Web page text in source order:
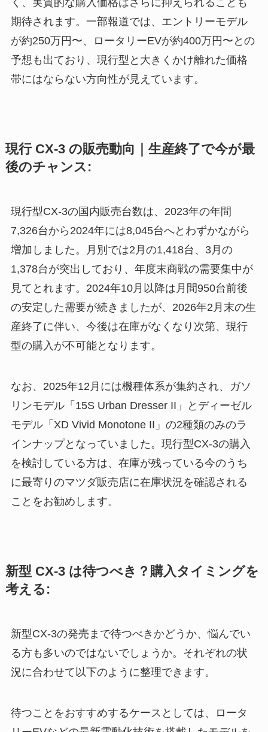
く、実質的な購入価格はさらに抑えられることも
期待されます。一部報道では、エントリーモデル
が約250万円〜、ロータリーEVが約400万円〜との
予想も出ており、現行型と大きくかけ離れた価格
帯にはならない方向性が見えています。
現行 CX-3 の販売動向｜生産終了で今が最
後のチャンス:
現行型CX-3の国内販売台数は、2023年の年間
7,326台から2024年には8,045台へとわずかながら
増加しました。月別では2月の1,418台、3月の
1,378台が突出しており、年度末商戦の需要集中が
見てとれます。2024年10月以降は月間950台前後
の安定した需要が続きましたが、2026年2月末の生
産終了に伴い、今後は在庫がなくなり次第、現行
型の購入が不可能となります。
なお、2025年12月には機種体系が集約され、ガソ
リンモデル「15S Urban Dresser II」とディーゼル
モデル「XD Vivid Monotone II」の2種類のみのラ
インナップとなっていました。現行型CX-3の購入
を検討している方は、在庫が残っている今のうち
に最寄りのマツダ販売店に在庫状況を確認される
ことをお勧めします。
新型 CX-3 は待つべき？購入タイミングを
考える:
新型CX-3の発売まで待つべきかどうか、悩んでい
る方も多いのではないでしょうか。それぞれの状
況に合わせて以下のように整理できます。
待つことをおすすめするケースとしては、ロータ